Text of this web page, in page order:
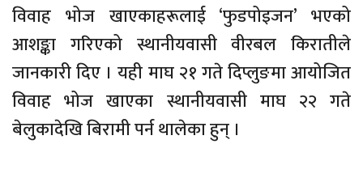
विवाह भोज खाएकाहरूलाई ‘फुडपोइजन’ भएको
आशङ्का गरिएको स्थानीयवासी वीरबल किरातीले
जानकारी दिए । यही माघ २१ गते दिप्लुङमा आयोजित
विवाह भोज खाएका स्थानीयवासी माघ २२ गते
बेलुकादेखि बिरामी पर्न थालेका हुन् ।